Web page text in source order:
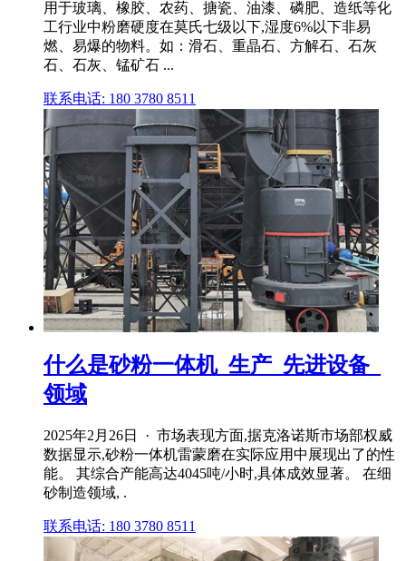
用于玻璃、橡胶、农药、搪瓷、油漆、磷肥、造纸等化
工行业中粉磨硬度在莫氏七级以下,湿度6%以下非易
燃、易爆的物料。如：滑石、重晶石、方解石、石灰
石、石灰、锰矿石 ...
联系电话: 180 3780 8511
什么是砂粉一体机_生产_先进设备_
领域
2025年2月26日 · 市场表现方面,据克洛诺斯市场部权威
数据显示,砂粉一体机雷蒙磨在实际应用中展现出了的性
能。 其综合产能高达4045吨/小时,具体成效显著。 在细
砂制造领域, .
联系电话: 180 3780 8511